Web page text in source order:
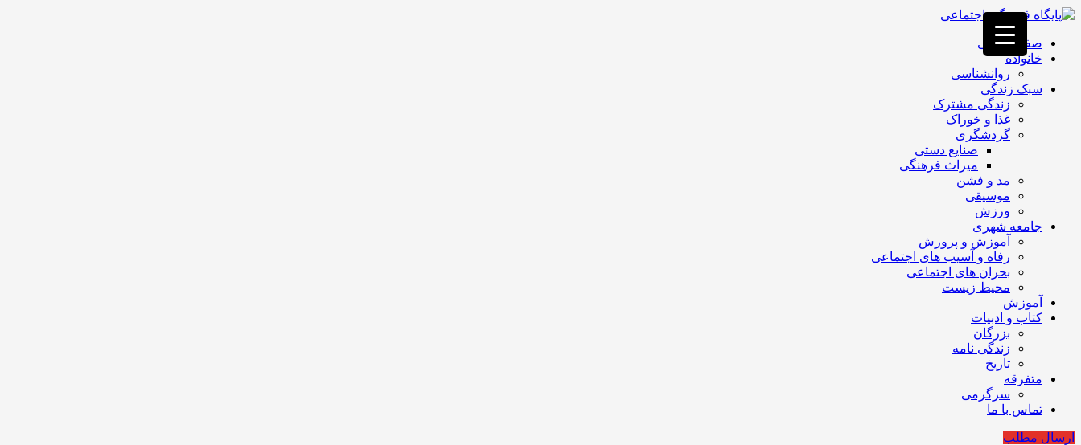
فصد
غرب
تهران
خشکشویی
تصفیه
تهران
صفحه اصلی
خانواده
روانشناسی
سبک زندگی
زندگی مشترک
غذا و خوراک
گردشگری
صنایع دستی
میراث فرهنگی
مد و فشن
موسیقی
ورزش
جامعه شهری
آموزش و پرورش
رفاه و آسیب های اجتماعی
بحران های اجتماعی
محیط زیست
آموزش
کتاب و ادبیات
بزرگان
زندگی نامه
تاریخ
متفرقه
سرگرمی
تماس با ما
ارسال مطلب